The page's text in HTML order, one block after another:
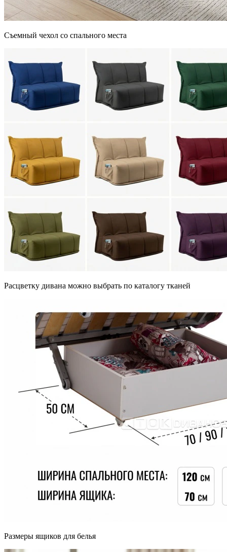
Съемный чехол со спального места
Расцветку дивана можно выбрать по каталогу тканей
Размеры ящиков для белья